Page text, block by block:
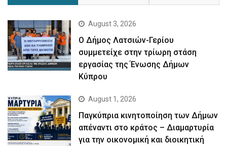
August 3, 2026
Ο Δήμος Λατσιών-Γερίου
συμμετείχε στην τρίωρη στάση
εργασίας της Ένωσης Δήμων
Κύπρου
August 1, 2026
Παγκύπρια κινητοποίηση των Δήμων
απέναντι στο κράτος – Διαμαρτυρία
για την οικονομική και διοικητική